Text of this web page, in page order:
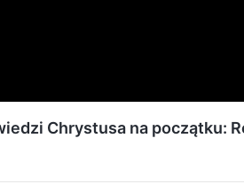
Chrystusa na początku: